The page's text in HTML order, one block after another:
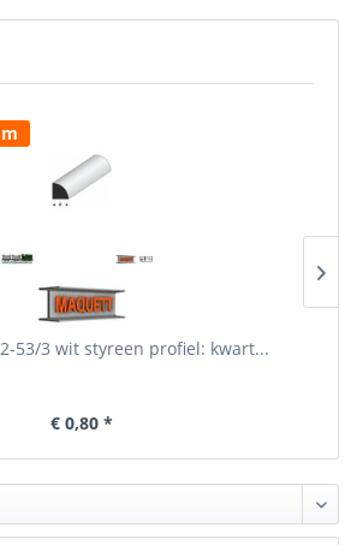
53/3 wit styreen profiel: kwart...
€ 0,80 *